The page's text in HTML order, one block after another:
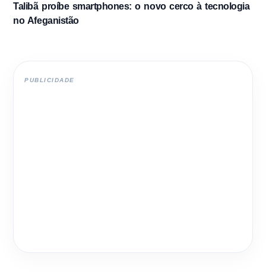
Talibã proíbe smartphones: o novo cerco à tecnologia
no Afeganistão
PUBLICIDADE